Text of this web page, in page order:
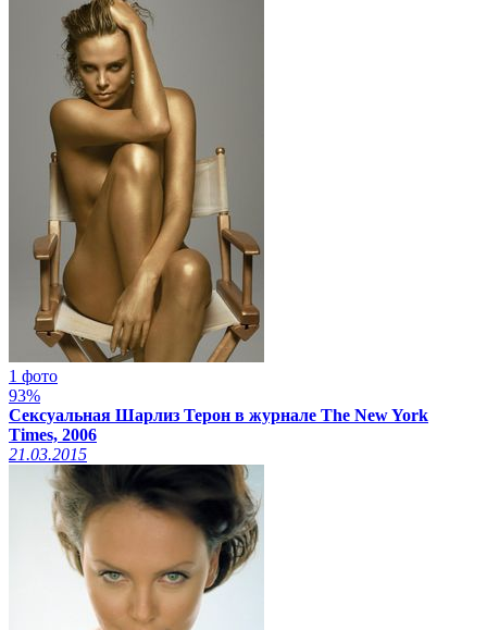
1 фото
93%
Сексуальная Шарлиз Терон в журнале The New York
Times, 2006
21.03.2015